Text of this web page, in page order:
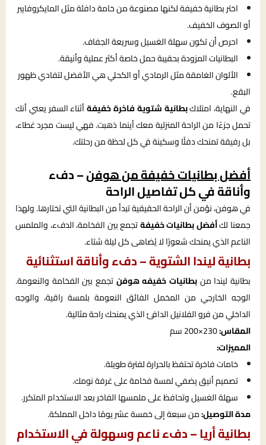
اختر بطانية خفيفة لكنها مصنوعة من خامة دافئة مثل المايكروفايبر
أو الصوف الخفيف.
احرص أن تكون سهلة الغسيل وسريعة الجفاف.
البطانيات المزودة بحقيبة حمل خاصة أكثر عملية وأنيقة.
الألوان الغامقة مثل الرمادي أو الكحلي هي الأفضل لتفادي ظهور
البقع.
في النهاية، امتلاكبطانية شتوية فاخرة خفيفةأثناء السفر يعني أنك
تحمل جزءًا من الراحة المنزلية معك أينما ذهبت. فهي ليست مجرد غطاء،
بل رفيقة تمنحك دفئًا وسكينة في كل لحظة من رحلتك.
أفضل بطانيات خفيفة من هوفن– دفء
وأناقة في كل تفاصيل الراحة
في هوفن، نؤمن أن الراحة الحقيقية تبدأ من البطانية التي تختارها. ولهذا
جمعنا لكأفضل بطانيات خفيفةتجمع بين الفخامة، الدفء، والملمس
الناعم الذي يمنحك شعورًا لا يُضاهى كل ليلة شتاء.
بطانية ليندا الشتوية – دفء وأناقة استثنائية
بطانية ليندا منبطانيات خفيفه هوفنتجمع بين الفخامة والنعومة.
الوجه الخارجي من المخمل الفائق النعومة بلمسة راقية، والوجه
الداخلي من فرو الفلانيل الدافئ الذي يمنحك راحة مثالية.
المقاس:
المميزات:
خامات فاخرة تحتفظ بالحرارة لفترة طويلة.
تصميم أنيق يضفي لمسة فخامة على غرفة نومك.
سهلة الغسيل وتحافظ على ملمسها الفاخر بعد الاستخدام المتكرر.
مدة التوصيل:من سبعة إلى خمسة عشر يومًا داخل المملكة.
بطانية أريا – دفء ناعم وسهولة في الاستخدام